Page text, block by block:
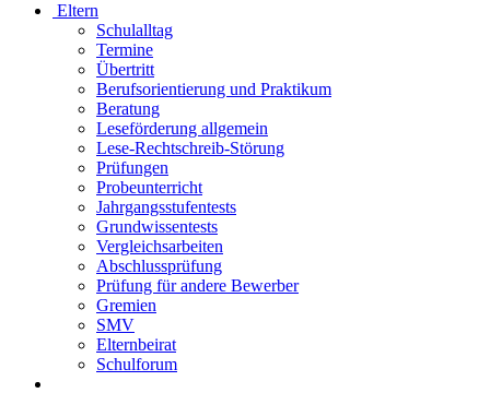
Eltern
Schulalltag
Termine
Übertritt
Berufsorientierung und Praktikum
Beratung
Leseförderung allgemein
Lese-Rechtschreib-Störung
Prüfungen
Probeunterricht
Jahrgangsstufentests
Grundwissentests
Vergleichsarbeiten
Abschlussprüfung
Prüfung für andere Bewerber
Gremien
SMV
Elternbeirat
Schulforum